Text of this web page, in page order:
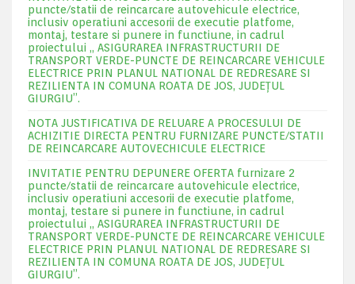
puncte/statii de reincarcare autovehicule electrice,
inclusiv operatiuni accesorii de executie platfome,
montaj, testare si punere in functiune, in cadrul
proiectului „ ASIGURAREA INFRASTRUCTURII DE
TRANSPORT VERDE-PUNCTE DE REINCARCARE VEHICULE
ELECTRICE PRIN PLANUL NATIONAL DE REDRESARE SI
REZILIENTA IN COMUNA ROATA DE JOS, JUDEŢUL
GIURGIU”.
NOTA JUSTIFICATIVA DE RELUARE A PROCESULUI DE
ACHIZITIE DIRECTA PENTRU FURNIZARE PUNCTE/STATII
DE REINCARCARE AUTOVECHICULE ELECTRICE
INVITATIE PENTRU DEPUNERE OFERTA furnizare 2
puncte/statii de reincarcare autovehicule electrice,
inclusiv operatiuni accesorii de executie platfome,
montaj, testare si punere in functiune, in cadrul
proiectului „ ASIGURAREA INFRASTRUCTURII DE
TRANSPORT VERDE-PUNCTE DE REINCARCARE VEHICULE
ELECTRICE PRIN PLANUL NATIONAL DE REDRESARE SI
REZILIENTA IN COMUNA ROATA DE JOS, JUDEŢUL
GIURGIU”.